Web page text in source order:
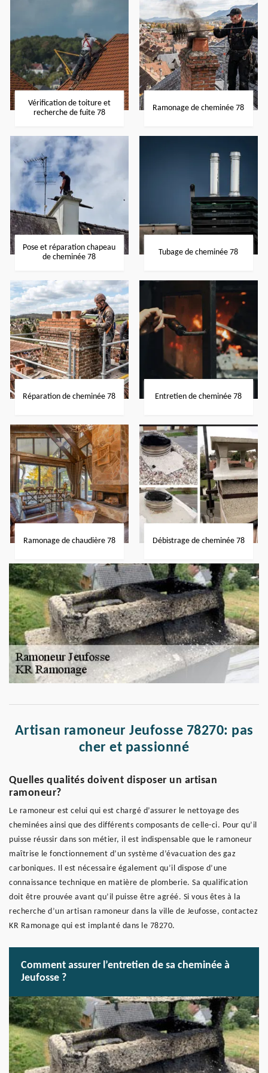
Vérification de toiture et
recherche de fuite 78
Ramonage de cheminée 78
Pose et réparation chapeau
de cheminée 78
Tubage de cheminée 78
Réparation de cheminée 78 Entretien de cheminée 78
Ramonage de chaudière 78 Débistrage de cheminée 78
Artisan ramoneur Jeufosse 78270: pas
cher et passionné
Quelles qualités doivent disposer un artisan
ramoneur?
Le ramoneur est celui qui est chargé d’assurer le nettoyage des
cheminées ainsi que des différents composants de celle-ci. Pour qu’il
puisse réussir dans son métier, il est indispensable que le ramoneur
maîtrise le fonctionnement d’un système d’évacuation des gaz
carboniques. Il est nécessaire également qu’il dispose d’une
connaissance technique en matière de plomberie. Sa qualification
doit être prouvée avant qu’il puisse être agréé. Si vous êtes à la
recherche d’un artisan ramoneur dans la ville de Jeufosse, contactez
KR Ramonage qui est implanté dans le 78270.
Comment assurer l’entretien de sa cheminée à
Jeufosse ?